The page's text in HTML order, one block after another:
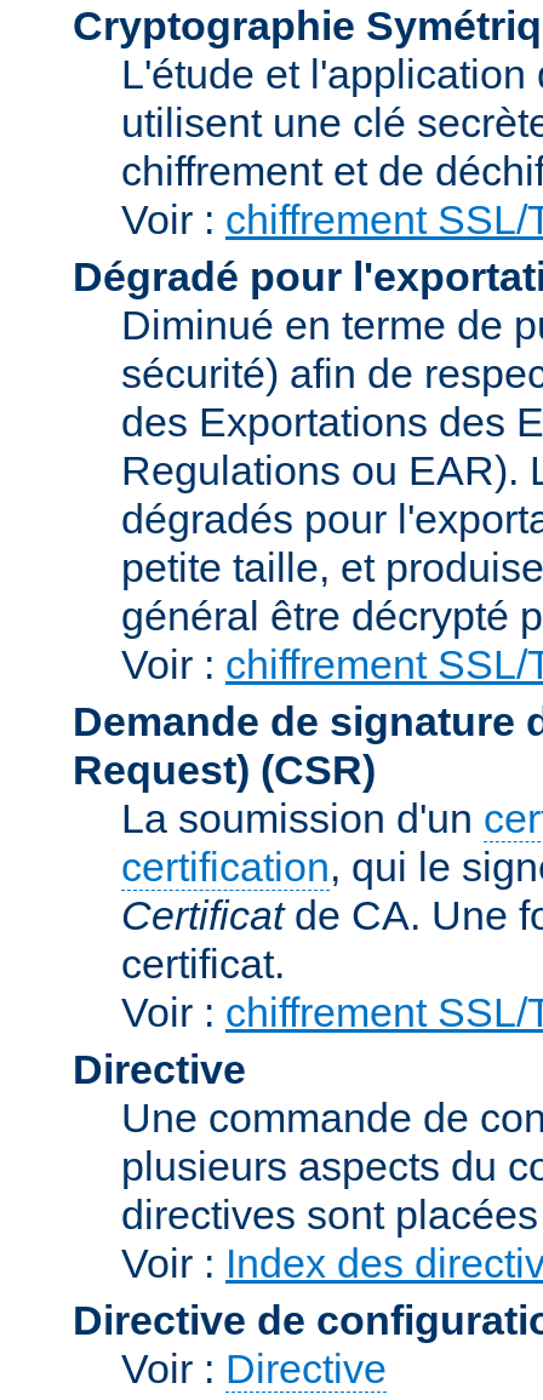
Cryptographie
L'étude et
utilisent une clé
chiffrement et de
Voir : chiffrement SSL/
Dégradé pour
Diminué en terme de
sécurité) afin de
des Exportations des
Regulations ou EAR).
dégradés pour
petite taille, et
général être décrypté
Voir : chiffrement SSL/
Demande de signature
Request) (CSR)
La soumission d'un
certification, qui le
Certificatde CA. Une
certificat.
Voir : chiffrement SSL/
Directive
Une commande de
plusieurs aspects du
directives sont
Voir : Index des
Directive de
Voir : Directive